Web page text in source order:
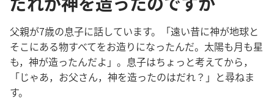
父親​が​7​歳​の​息子​に​話し​て​い​ます。「遠い​昔​に​神​が​地球​と​
そこ​に​ある​物​すべて​を​お造り​に​なっ​た​ん​だ。太陽​も​月​も​星​
も，神​が​造っ​た​ん​だ​よ」。息子​は​ちょっと​考え​て​から，
「じゃあ，お父さん，神​を​造っ​た​の​は​だれ？」と​尋ね​ま
す。